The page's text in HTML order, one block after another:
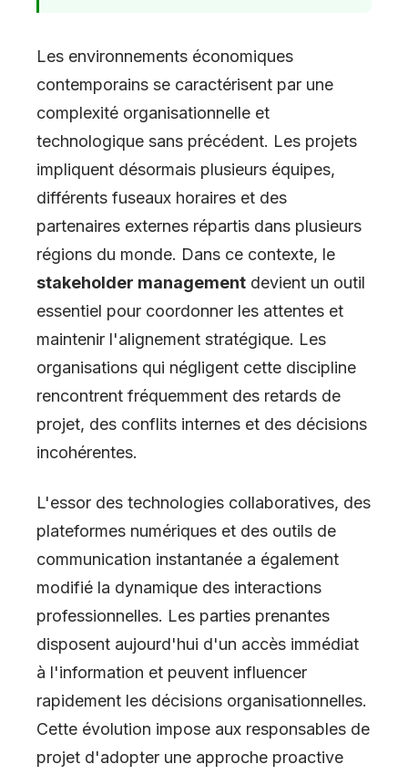
Les environnements économiques
contemporains se caractérisent par une
complexité organisationnelle et
technologique sans précédent. Les projets
impliquent désormais plusieurs équipes,
différents fuseaux horaires et des
partenaires externes répartis dans plusieurs
régions du monde. Dans ce contexte, le
stakeholder management devient un outil
essentiel pour coordonner les attentes et
maintenir l'alignement stratégique. Les
organisations qui négligent cette discipline
rencontrent fréquemment des retards de
projet, des conflits internes et des décisions
incohérentes.
L'essor des technologies collaboratives, des
plateformes numériques et des outils de
communication instantanée a également
modifié la dynamique des interactions
professionnelles. Les parties prenantes
disposent aujourd'hui d'un accès immédiat
à l'information et peuvent influencer
rapidement les décisions organisationnelles.
Cette évolution impose aux responsables de
projet d'adopter une approche proactive